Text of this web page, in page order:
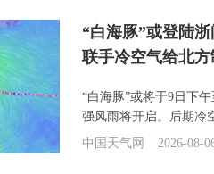
“白海豚”或登陆
联手冷空气给北
“白海豚”或将于9日下
强风雨将开启。后期冷
中国天气网
2026-08-